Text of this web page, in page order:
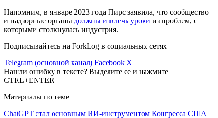
Напомним, в январе 2023 года Пирс заявила, что сообщество
и надзорные органы должны извлечь уроки из проблем, с
которыми столкнулась индустрия.
Подписывайтесь на ForkLog в социальных сетях
Telegram (основной канал) Facebook X
Нашли ошибку в тексте? Выделите ее и нажмите
CTRL+ENTER
Материалы по теме
ChatGPT стал основным ИИ-инструментом Конгресса США